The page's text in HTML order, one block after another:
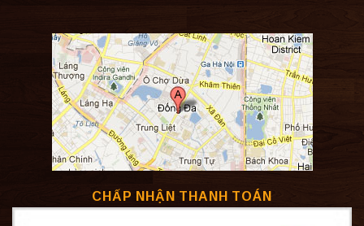
CHẤP NHẬN THANH TOÁN